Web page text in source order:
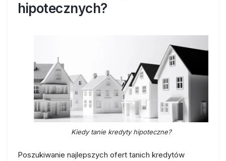
hipotecznych?
Kiedy tanie kredyty hipoteczne?
Poszukiwanie najlepszych ofert tanich kredytów